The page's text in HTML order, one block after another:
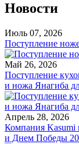
Новости
Июль 07, 2026
Поступление
Май 26, 2026
Поступление
и ножа Янагиба
Апрель 28, 2026
Компания Kasumi
и Днем Победы